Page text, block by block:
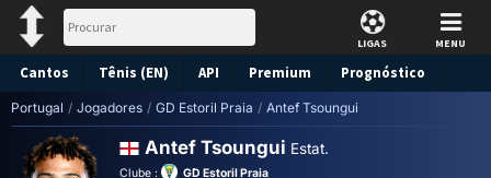
LIGAS MENU
Cantos Tênis (EN) API Premium Prognóstico
Portugal / Jogadores / GD Estoril Praia / Antef Tsoungui
Antef Tsoungui Estat.
Clube :
GD Estoril Praia